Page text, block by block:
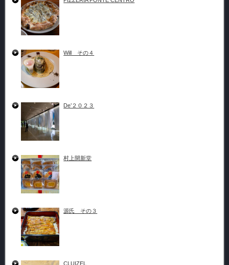
Will その４
De’２０２３
村上開新堂
源氏 その３
CLUIZEL